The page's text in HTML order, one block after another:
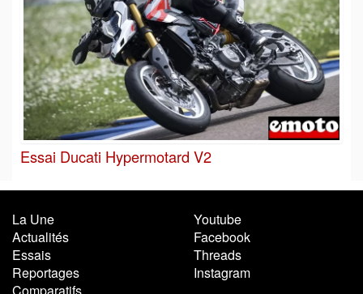
Essai Ducati Hypermotard V2
La Une
Actualités
Essais
Reportages
Comparatifs
Youtube
Facebook
Threads
Instagram